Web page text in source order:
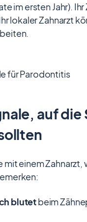
im ersten Jahr). Ihr
lokaler Zahnarzt
auf die
mit einem Zahnarzt,
blutetbeim